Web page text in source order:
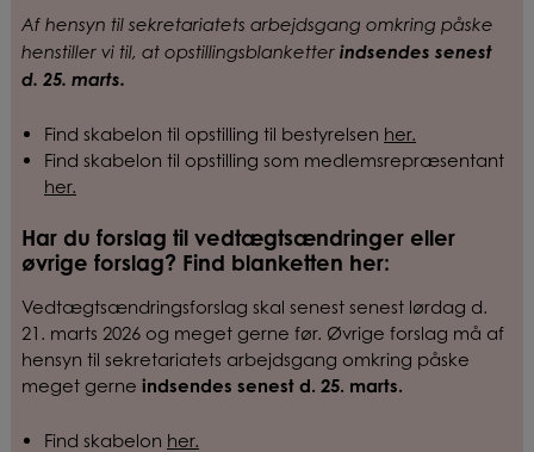
Af hensyn til sekretariatets arbejdsgang omkring påske
henstiller vi til, at opstillingsblanketterindsendes senest
d. 25. marts.
Find skabelon til opstilling til bestyrelsen her.
Find skabelon til opstilling som medlemsrepræsentant
her.
Har du forslag til vedtægtsændringer eller
øvrige forslag? Find blanketten her:
Vedtægtsændringsforslag skal senest senest lørdag d.
21. marts 2026 og meget gerne før. Øvrige forslag må af
hensyn til sekretariatets arbejdsgang omkring påske
meget gerne indsendes senest d. 25. marts.
Find skabelon her.